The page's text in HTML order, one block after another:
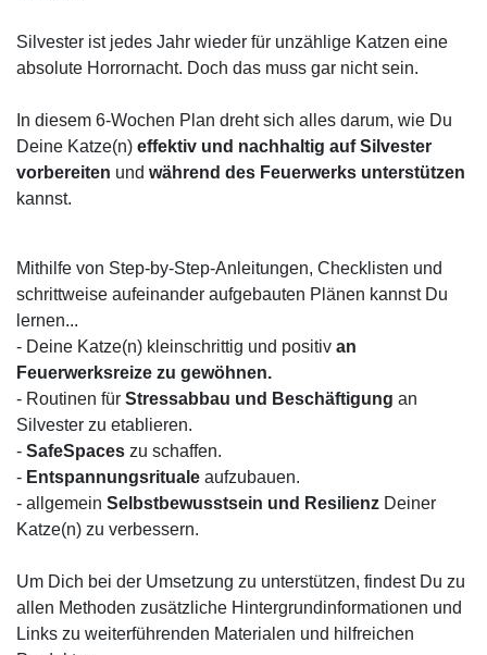
Silvester ist jedes Jahr wieder für unzählige Katzen eine
absolute Horrornacht. Doch das muss gar nicht sein.
In diesem 6-Wochen Plan dreht sich alles darum, wie Du
Deine Katze(n) effektiv und nachhaltig auf Silvester
vorbereiten und während des Feuerwerks unterstützen
kannst.
Mithilfe von Step-by-Step-Anleitungen, Checklisten und
schrittweise aufeinander aufgebauten Plänen kannst Du
lernen...
- Deine Katze(n) kleinschrittig und positiv an
Feuerwerksreize zu gewöhnen.
- Routinen für Stressabbau und Beschäftigung an
Silvester zu etablieren.
- SafeSpaces zu schaffen.
- Entspannungsrituale aufzubauen.
- allgemein Selbstbewusstsein und Resilienz Deiner
Katze(n) zu verbessern.
Um Dich bei der Umsetzung zu unterstützen, findest Du zu
allen Methoden zusätzliche Hintergrundinformationen und
Links zu weiterführenden Materialen und hilfreichen